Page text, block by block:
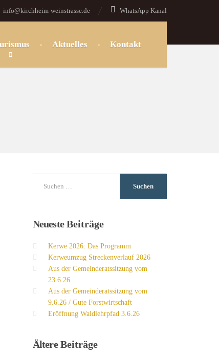
info@kirchheim-weinstrasse.de WhatsApp Kanal
Aktuelles Kontakt
NeuesteBeiträge
Kerwe 2026: Das Programm
Kerweumzug Streckenverlauf 2026
Aus der Gemeinderatssitzung vom
23.6.26
Aus der Gemeinderatssitzung vom
9.6.26 / Gute Forstwirtschaft
Eröffnung Waldlehrpfad 3.6.26
ÄltereBeiträge